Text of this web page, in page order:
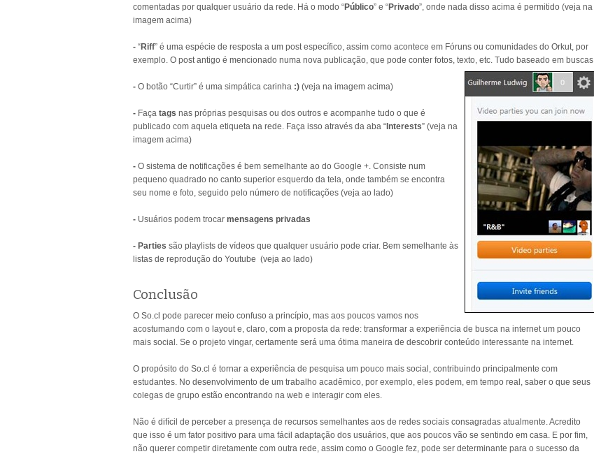
comentadas por qualquer usuário da rede. Há o modo “Público” e “Privado”, onde nada disso acima é permitido (veja na
imagem acima)
- “Riff” é uma espécie de resposta a um post específico, assim como acontece em Fóruns ou comunidades do Orkut, por
exemplo. O post antigo é mencionado numa nova publicação, que pode conter fotos, texto, etc. Tudo baseado em buscas
- O botão “Curtir” é uma simpática carinha :) (veja na imagem acima)
- Faça tags nas próprias pesquisas ou dos outros e acompanhe tudo o que é
publicado com aquela etiqueta na rede. Faça isso através da aba “Interests” (veja na
imagem acima)
- O sistema de notificações é bem semelhante ao do Google +. Consiste num
pequeno quadrado no canto superior esquerdo da tela, onde também se encontra
seu nome e foto, seguido pelo número de notificações (veja ao lado)
- Usuários podem trocar mensagens privadas
- Parties são playlists de vídeos que qualquer usuário pode criar. Bem semelhante às
listas de reprodução do Youtube (veja ao lado)
Conclusão
O So.cl pode parecer meio confuso a princípio, mas aos poucos vamos nos
acostumando com o layout e, claro, com a proposta da rede: transformar a experiência de busca na internet um pouco
mais social. Se o projeto vingar, certamente será uma ótima maneira de descobrir conteúdo interessante na internet.
O propósito do So.cl é tornar a experiência de pesquisa um pouco mais social, contribuindo principalmente com
estudantes. No desenvolvimento de um trabalho acadêmico, por exemplo, eles podem, em tempo real, saber o que seus
colegas de grupo estão encontrando na web e interagir com eles.
Não é difícil de perceber a presença de recursos semelhantes aos de redes sociais consagradas atualmente. Acredito
que isso é um fator positivo para uma fácil adaptação dos usuários, que aos poucos vão se sentindo em casa. E por fim,
não querer competir diretamente com outra rede, assim como o Google fez, pode ser determinante para o sucesso da